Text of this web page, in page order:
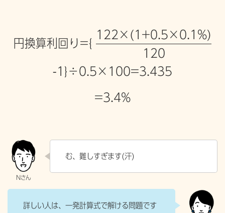
円換算利回り={
122×(1+0.5×0.1%)
120
-1}÷0.5×100=3.435
=3.4%
む、難しすぎます(汗)
詳しい人は、一発計算式で解ける問題です